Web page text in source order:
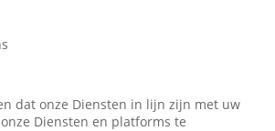
dat onze Diensten in lijn zijn met uw
Diensten en platforms te